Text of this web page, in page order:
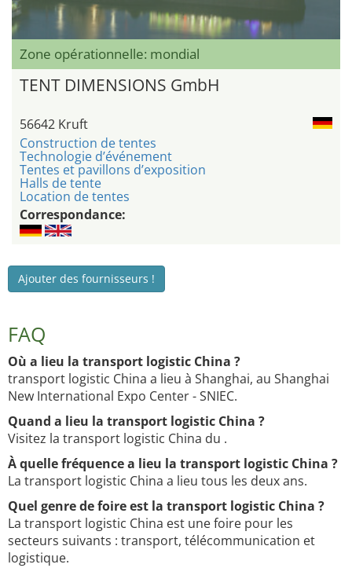
Zone opérationnelle: mondial
TENT DIMENSIONS GmbH
56642 Kruft
Construction de tentes
Technologie d’événement
Tentes et pavillons d’exposition
Halls de tente
Location de tentes
Correspondance:
Ajouter des fournisseurs !
FAQ
Où a lieu la transport logistic China ?
transport logistic China a lieu à Shanghai, au Shanghai
New International Expo Center - SNIEC.
Quand a lieu la transport logistic China ?
Visitez la transport logistic China du .
À quelle fréquence a lieu la transport logistic China ?
La transport logistic China a lieu tous les deux ans.
Quel genre de foire est la transport logistic China ?
La transport logistic China est une foire pour les
secteurs suivants : transport, télécommunication et
logistique.